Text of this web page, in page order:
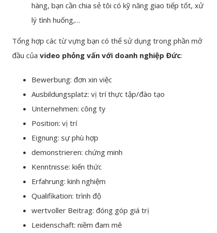
hàng, bạn cần chia sẻ tôi có kỹ năng giao tiếp tốt, xử
lý tình huống,…
Tổng hợp các từ vựng bạn có thể sử dụng trong phần mở
đầu của video phỏng vấn với doanh nghiệp Đức:
Bewerbung: đơn xin việc
Ausbildungsplatz: vị trí thực tập/đào tạo
Unternehmen: công ty
Position: vị trí
Eignung: sự phù hợp
demonstrieren: chứng minh
Kenntnisse: kiến thức
Erfahrung: kinh nghiệm
Qualifikation: trình độ
wertvoller Beitrag: đóng góp giá trị
Leidenschaft: niềm đam mê